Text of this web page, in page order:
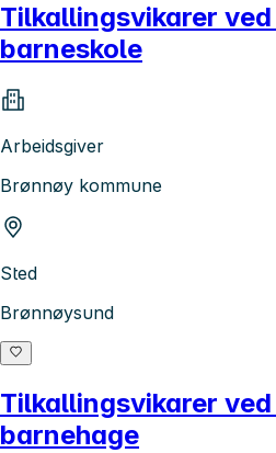
Tilkallingsvikarer
barneskole
Arbeidsgiver
Brønnøy kommune
Sted
Brønnøysund
Tilkallingsvikarer
barnehage